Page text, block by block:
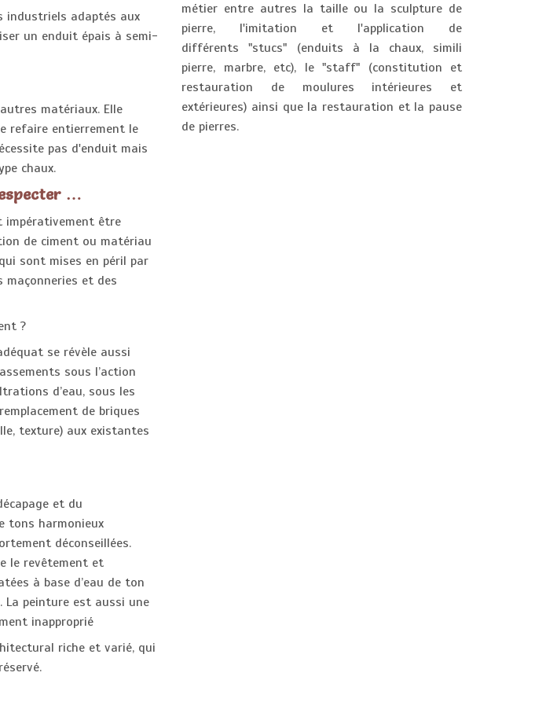
industriels adaptés aux
un enduit épais à semi-
matériaux. Elle
refaire entierrement le
pas d'enduit mais
chaux.
…
impérativement être
de ciment ou matériau
sont mises en péril par
maçonneries et des
?
se révèle aussi
sous l’action
d’eau, sous les
de briques
texture) aux existantes
et du
tons harmonieux
déconseillées.
le revêtement et
à base d’eau de ton
La peinture est aussi une
inapproprié
riche et varié, qui
métier entre autres la taille ou la sculpture de
pierre, l'imitation et l'application de
différents "stucs" (enduits à la chaux, simili
pierre, marbre, etc), le "staff" (constitution et
restauration de moulures intérieures et
extérieures) ainsi que la restauration et la pause
de pierres.